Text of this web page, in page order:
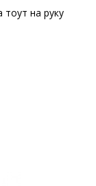
тоут на руку